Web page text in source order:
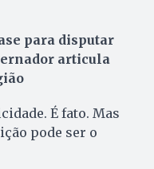
para disputar
articula
É fato. Mas
pode ser o